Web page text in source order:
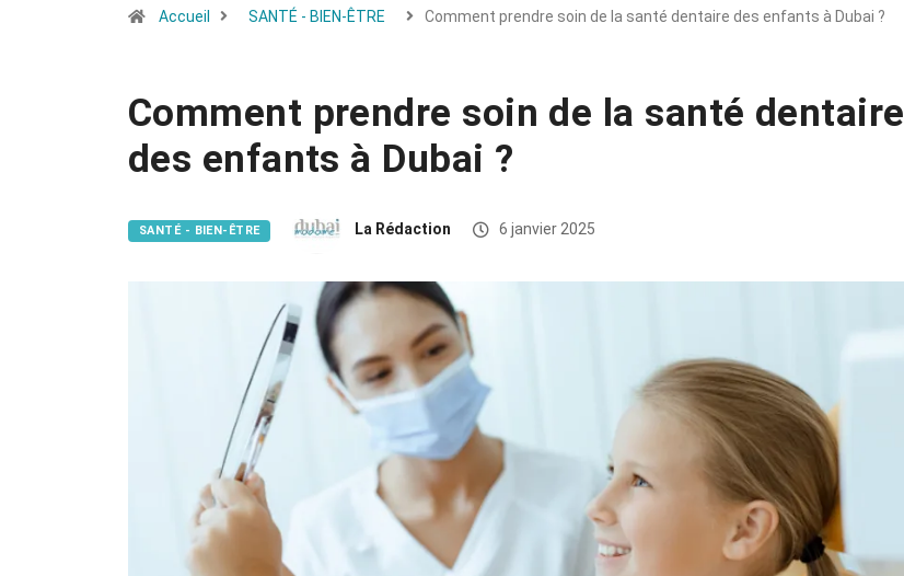
Accueil SANTÉ - BIEN-ÊTRE Comment prendre soin de la santé dentaire des enfants à Dubai ?
Comment prendre soin de la santé dentaire
des enfants à Dubai ?
SANTÉ - BIEN-ÊTRE La Rédaction 6 janvier 2025